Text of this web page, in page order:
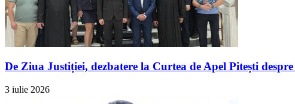
De Ziua Justiției, dezbatere la Curtea de Apel Pitești
3 iulie 2026